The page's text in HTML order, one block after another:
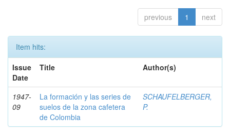
previous 1 next
Item hits:
Issue
Date
Title Author(s)
1947-
09
La formación y las series de
suelos de la zona cafetera
de Colombia
SCHAUFELBERGER,
P.